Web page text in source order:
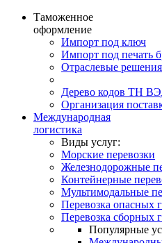
Таможенное
оформление
Импорт под ключ
Импорт под печать
Отраслевые решения
Дерево кодов ТН
Организация
Международная
логистика
Виды услуг:
Морские перевозки
Железнодорожные
Контейнерные
Мультимодальные
Перевозка опасных
Перевозка сборных
Популярные